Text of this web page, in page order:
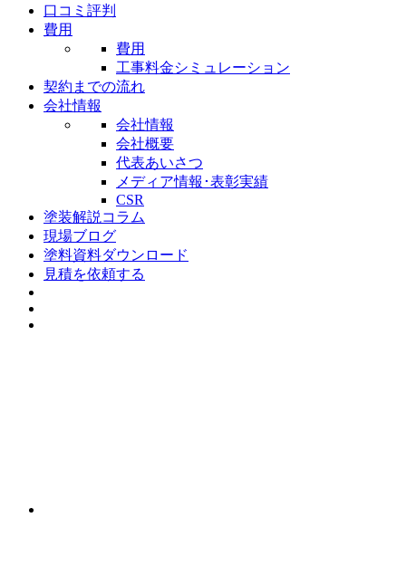
口コミ評判
費用
費用
工事料金シミュレーション
契約までの流れ
会社情報
会社情報
会社概要
代表あいさつ
メディア情報･表彰実績
CSR
塗装解説コラム
現場ブログ
塗料資料ダウンロード
見積を依頼する